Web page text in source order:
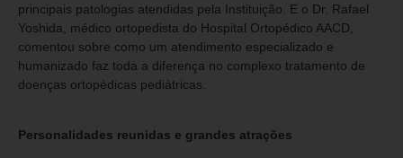
principais patologias atendidas pela Instituição. E o Dr. Rafael
Yoshida, médico ortopedista do Hospital Ortopédico AACD,
comentou sobre como um atendimento especializado e
humanizado faz toda a diferença no complexo tratamento de
doenças ortopédicas pediátricas.
Personalidades reunidas e grandes atrações